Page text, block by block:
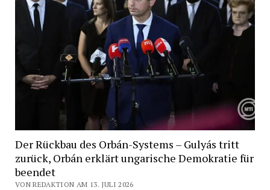
Der Rückbau des Orbán-Systems – Gulyás tritt
zurück, Orbán erklärt ungarische Demokratie für
beendet
VON REDAKTION AM 13. JULI 2026